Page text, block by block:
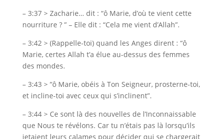
– 3:37 > Zacharie… dit : “ô Marie, d’où te vient cette
nourriture ? ” – Elle dit : “Cela me vient d’Allah”.
– 3:42 > (Rappelle-toi) quand les Anges dirent : “ô
Marie, certes Allah t’a élue au-dessus des femmes
des mondes.
– 3:43 > “ô Marie, obéis à Ton Seigneur, prosterne-toi,
et incline-toi avec ceux qui s’inclinent”.
– 3:44 > Ce sont là des nouvelles de l’Inconnaissable
que Nous te révélons. Car tu n’étais pas là lorsqu’ils
jetaient leurs calames pour décider qui se chargerait